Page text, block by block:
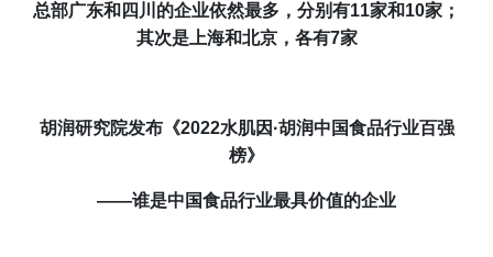
总部广东和四川的企业依然最多，分别有11家和10家；
其次是上海和北京，各有7家
胡润研究院发布《2022水肌因 ·胡润中国食品行业百强
榜》
——谁是中国食品行业最具价值的企业